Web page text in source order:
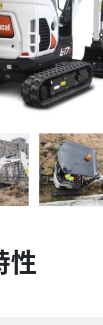
性